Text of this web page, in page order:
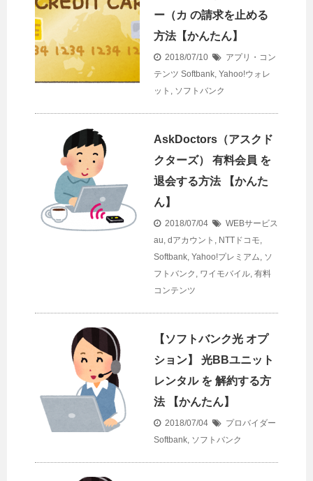
ー（カ の請求を止める
方法【かんたん】
2018/07/10
アプリ・コン
テンツ Softbank, Yahoo!ウォレ
ット , ソフトバンク
AskDoctors（アスクド
クターズ） 有料会員 を
退会する方法 【かんた
ん】
2018/07/04
WEBサービス
au, dアカウント , NTTドコモ,
Softbank, Yahoo!プレミアム, ソ
フトバンク , ワイモバイル, 有料
コンテンツ
【ソフトバンク光 オプ
ション】 光BBユニット
レンタル を 解約する方
法 【かんたん】
2018/07/04
プロバイダー
Softbank, ソフトバンク